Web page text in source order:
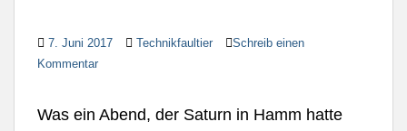
7. Juni 2017 Technikfaultier
Schreib einen
Kommentar
Was ein Abend, der Saturn in Hamm hatte